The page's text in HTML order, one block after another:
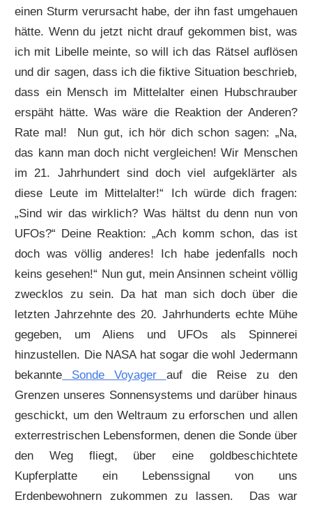
einen Sturm verursacht habe, der ihn fast umgehauen
hätte. Wenn du jetzt nicht drauf gekommen bist, was
ich mit Libelle meinte, so will ich das Rätsel auflösen
und dir sagen, dass ich die fiktive Situation beschrieb,
dass ein Mensch im Mittelalter einen Hubschrauber
erspäht hätte. Was wäre die Reaktion der Anderen?
Rate mal! Nun gut, ich hör dich schon sagen: „Na,
das kann man doch nicht vergleichen! Wir Menschen
im 21. Jahrhundert sind doch viel aufgeklärter als
diese Leute im Mittelalter!“ Ich würde dich fragen:
„Sind wir das wirklich? Was hältst du denn nun von
UFOs?“ Deine Reaktion: „Ach komm schon, das ist
doch was völlig anderes! Ich habe jedenfalls noch
keins gesehen!“ Nun gut, mein Ansinnen scheint völlig
zwecklos zu sein. Da hat man sich doch über die
letzten Jahrzehnte des 20. Jahrhunderts echte Mühe
gegeben, um Aliens und UFOs als Spinnerei
hinzustellen. Die NASA hat sogar die wohl Jedermann
bekannte Sonde Voyager auf die Reise zu den
Grenzen unseres Sonnensystems und darüber hinaus
geschickt, um den Weltraum zu erforschen und allen
exterrestrischen Lebensformen, denen die Sonde über
den Weg fliegt, über eine goldbeschichtete
Kupferplatte ein Lebenssignal von uns
Erdenbewohnern zukommen zu lassen. Das war